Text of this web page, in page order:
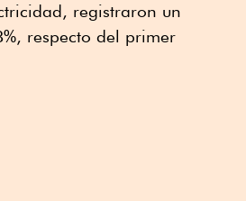
registraron un
respecto del primer